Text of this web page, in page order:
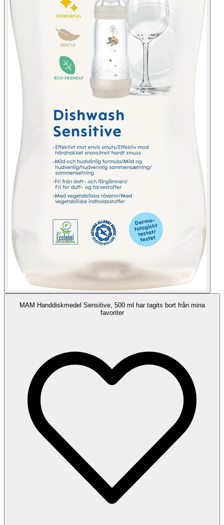
MAM Handdiskmedel Sensitive, 500 ml har tagits bort från mina
favoriter